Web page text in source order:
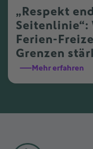
„Respekt
Seitenlinie“:
Ferien-
Grenzen
Mehr erfahren